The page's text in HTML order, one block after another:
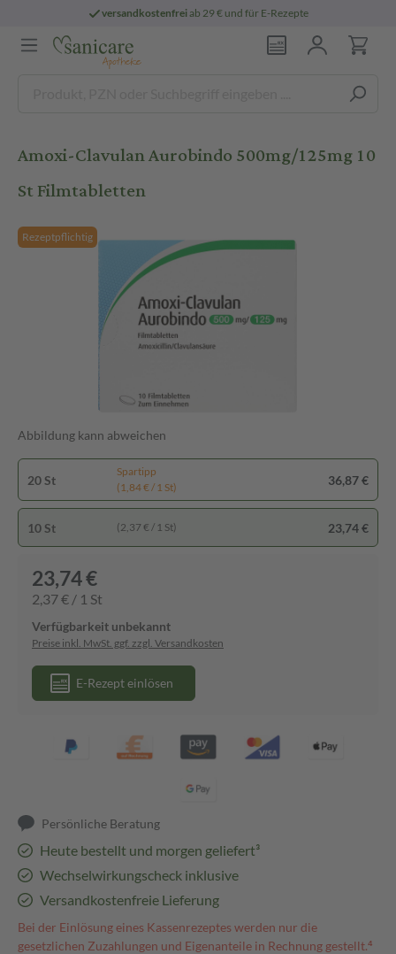
versandkostenfreiab 29 € und für E-Rezepte
Amoxi-Clavulan Aurobindo 500mg/125mg 10
St Filmtabletten
Rezeptpflichtig
Abbildung kann abweichen
20 St
Spartipp
(1,84 € / 1 St)
36,87 €
10 St (2,37 € / 1 St) 23,74 €
23,74 €
2,37 € / 1 St
Verfügbarkeit unbekannt
Preise inkl. MwSt. ggf. zzgl. Versandkosten
E-Rezept einlösen
Persönliche Beratung
Heute bestellt und morgen geliefert³
Wechselwirkungscheck inklusive
Versandkostenfreie Lieferung
Bei der Einlösung eines Kassenrezeptes werden nur die
gesetzlichen Zuzahlungen und Eigenanteile in Rechnung gestellt.⁴